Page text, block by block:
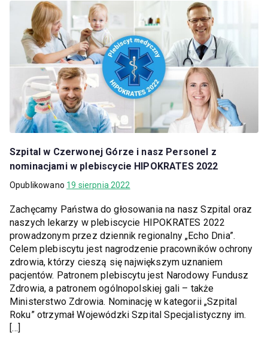
Szpital w Czerwonej Górze i nasz Personel z
nominacjami w plebiscycie HIPOKRATES 2022
Opublikowano 19 sierpnia 2022
Zachęcamy Państwa do głosowania na nasz Szpital oraz
naszych lekarzy w plebiscycie HIPOKRATES 2022
prowadzonym przez dziennik regionalny „Echo Dnia”.
Celem plebiscytu jest nagrodzenie pracowników ochrony
zdrowia, którzy cieszą się największym uznaniem
pacjentów. Patronem plebiscytu jest Narodowy Fundusz
Zdrowia, a patronem ogólnopolskiej gali – także
Ministerstwo Zdrowia. Nominację w kategorii „Szpital
Roku” otrzymał Wojewódzki Szpital Specjalistyczny im.
[…]